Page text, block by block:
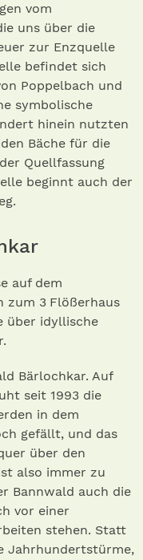
vom
uns über die
zur Enzquelle
befindet sich
Poppelbach und
symbolische
hinein nutzten
Bäche für die
Quellfassung
beginnt auch der
auf dem
zum 3 Flößerhaus
über idyllische
Bärlochkar. Auf
seit 1993 die
in dem
gefällt, und das
über den
also immer zu
Bannwald auch die
vor einer
stehen. Statt
Jahrhundertstürme,